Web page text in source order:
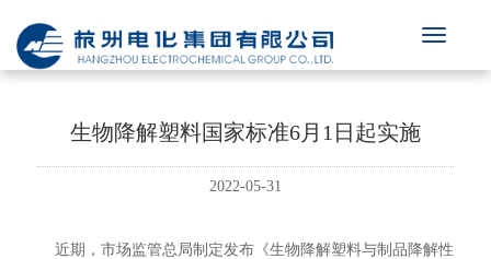
生物降解塑料国家标准6月1日起实施
2022-05-31
近期，市场监管总局制定发布《生物降解塑料与制品降解性